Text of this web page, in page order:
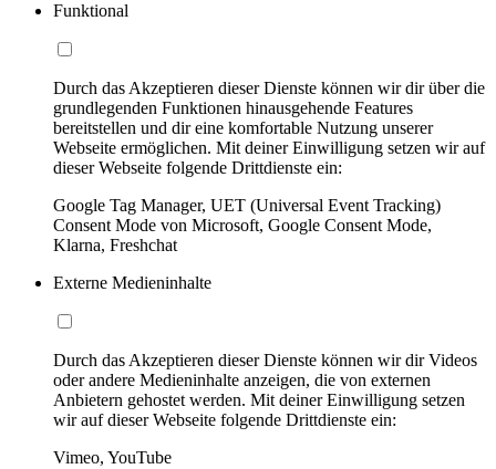
Funktional
Durch das Akzeptieren dieser Dienste können wir dir über die
grundlegenden Funktionen hinausgehende Features
bereitstellen und dir eine komfortable Nutzung unserer
Webseite ermöglichen. Mit deiner Einwilligung setzen wir auf
dieser Webseite folgende Drittdienste ein:
Google Tag Manager, UET (Universal Event Tracking)
Consent Mode von Microsoft, Google Consent Mode,
Klarna, Freshchat
Externe Medieninhalte
Durch das Akzeptieren dieser Dienste können wir dir Videos
oder andere Medieninhalte anzeigen, die von externen
Anbietern gehostet werden. Mit deiner Einwilligung setzen
wir auf dieser Webseite folgende Drittdienste ein:
Vimeo, YouTube